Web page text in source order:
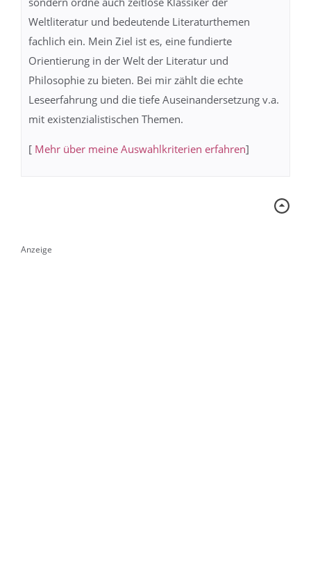
Weltliteratur und bedeutende Literaturthemen
fachlich ein. Mein Ziel ist es, eine fundierte
Orientierung in der Welt der Literatur und
Philosophie zu bieten. Bei mir zählt die echte
Leseerfahrung und die tiefe Auseinandersetzung v.a.
mit existenzialistischen Themen.
[ Mehr über meine Auswahlkriterien erfahren]
Anzeige